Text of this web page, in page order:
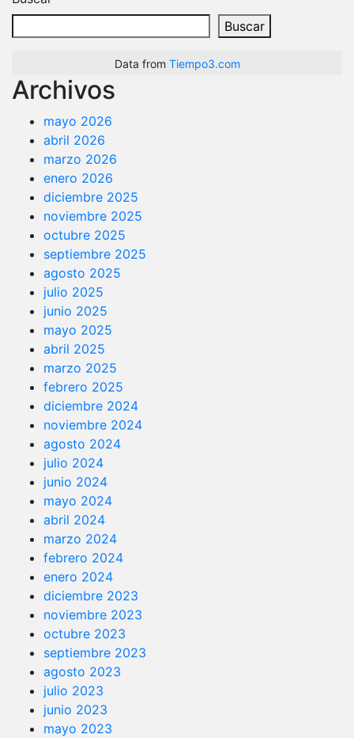
Buscar
Data from Tiempo3.com
Archivos
mayo 2026
abril 2026
marzo 2026
enero 2026
diciembre 2025
noviembre 2025
octubre 2025
septiembre 2025
agosto 2025
julio 2025
junio 2025
mayo 2025
abril 2025
marzo 2025
febrero 2025
diciembre 2024
noviembre 2024
agosto 2024
julio 2024
junio 2024
mayo 2024
abril 2024
marzo 2024
febrero 2024
enero 2024
diciembre 2023
noviembre 2023
octubre 2023
septiembre 2023
agosto 2023
julio 2023
junio 2023
mayo 2023